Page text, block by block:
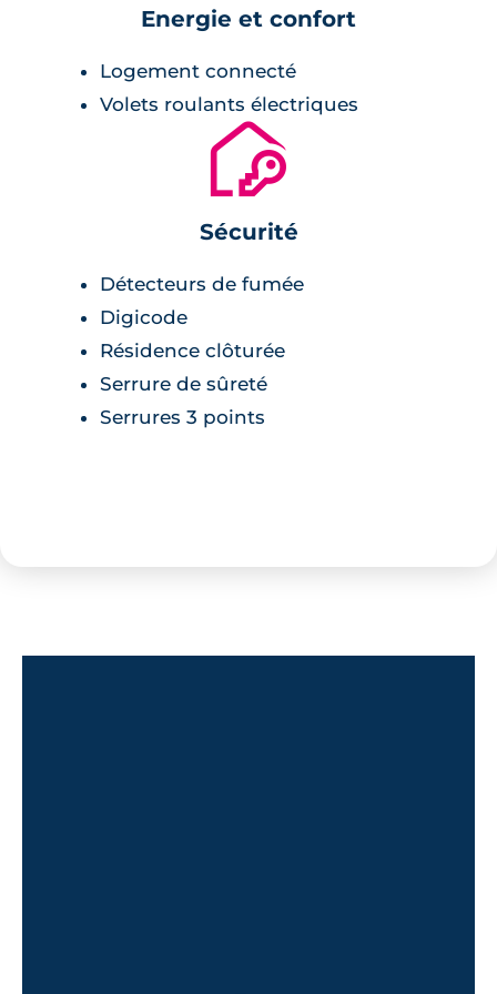
Energie et confort
Logement connecté
Volets roulants électriques
🔐
Sécurité
Détecteurs de fumée
Digicode
Résidence clôturée
Serrure de sûreté
Serrures 3 points